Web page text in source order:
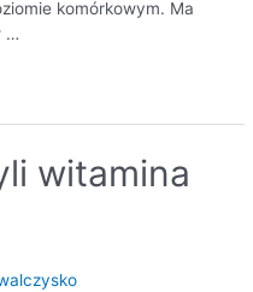
komórkowym. Ma
…
witamina